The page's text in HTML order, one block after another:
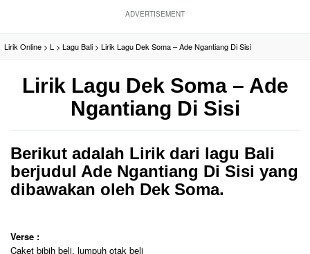
ADVERTISEMENT
Lirik Online > L > Lagu Bali > Lirik Lagu Dek Soma – Ade Ngantiang Di Sisi
Lirik Lagu Dek Soma – Ade
Ngantiang Di Sisi
Berikut adalah Lirik dari lagu Bali
berjudul Ade Ngantiang Di Sisi yang
dibawakan oleh Dek Soma.
Verse :
Caket bibih beli, lumpuh otak beli